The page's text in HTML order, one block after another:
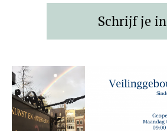
Schrijf je in